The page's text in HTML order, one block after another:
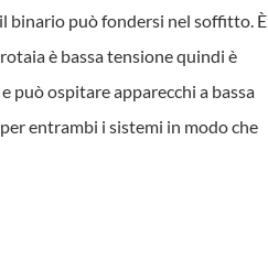
binario può fondersi nel soffitto. È
è bassa tensione quindi è
può ospitare apparecchi a bassa
entrambi i sistemi in modo che